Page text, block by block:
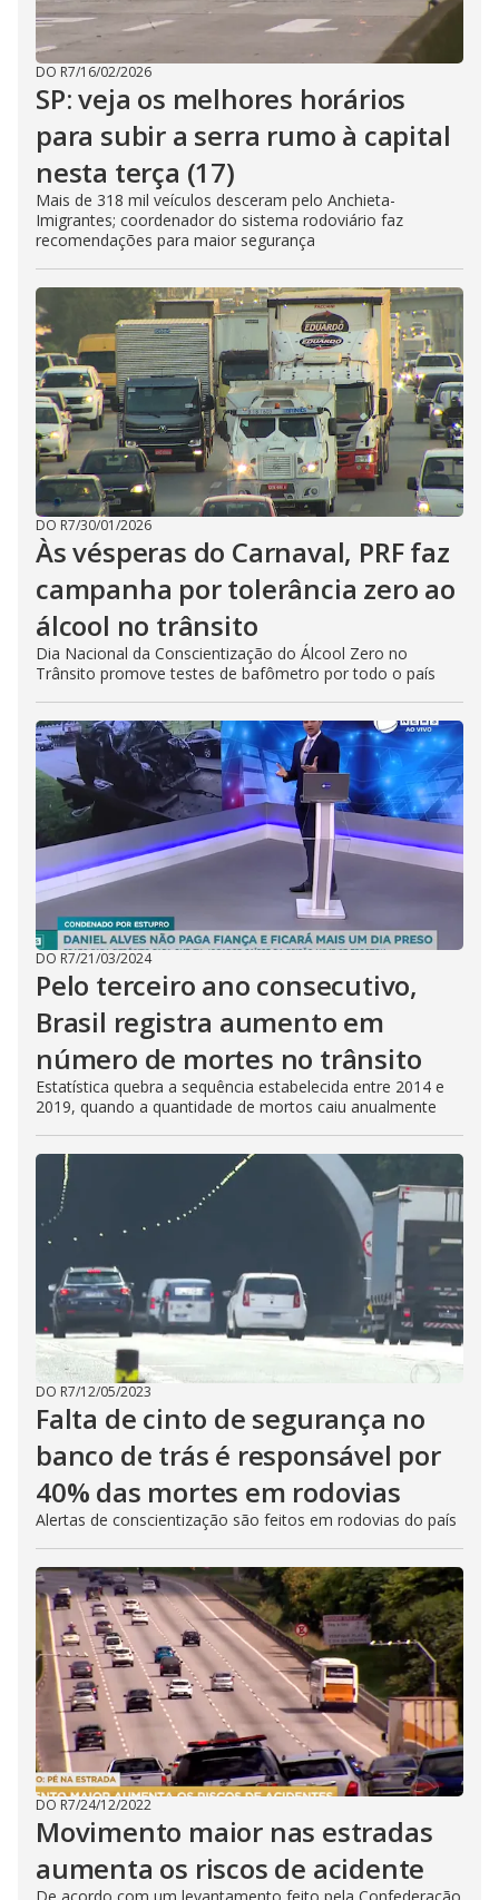
DO R7/16/02/2026
SP: veja os melhores horários
para subir a serra rumo à capital
nesta terça (17)
Mais de 318 mil veículos desceram pelo Anchieta-
Imigrantes; coordenador do sistema rodoviário faz
recomendações para maior segurança
DO R7/30/01/2026
Às vésperas do Carnaval, PRF faz
campanha por tolerância zero ao
álcool no trânsito
Dia Nacional da Conscientização do Álcool Zero no
Trânsito promove testes de bafômetro por todo o país
DO R7/21/03/2024
Pelo terceiro ano consecutivo,
Brasil registra aumento em
número de mortes no trânsito
Estatística quebra a sequência estabelecida entre 2014 e
2019, quando a quantidade de mortos caiu anualmente
DO R7/12/05/2023
Falta de cinto de segurança no
banco de trás é responsável por
40% das mortes em rodovias
Alertas de conscientização são feitos em rodovias do país
DO R7/24/12/2022
Movimento maior nas estradas
aumenta os riscos de acidente